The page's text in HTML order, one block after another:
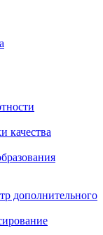
качества
дополнительного